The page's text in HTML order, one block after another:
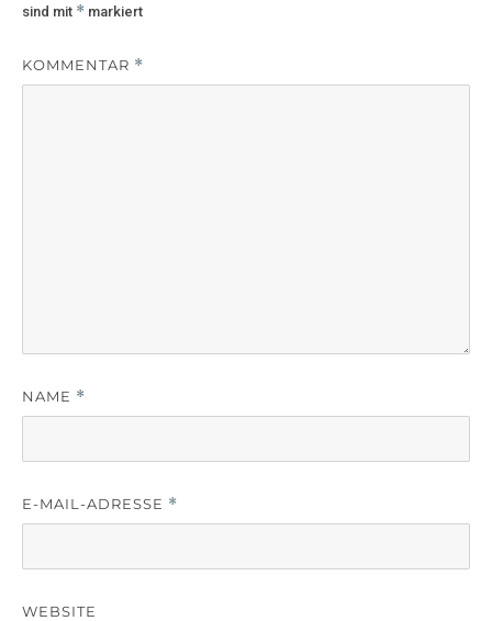
sind mit * markiert
KOMMENTAR *
NAME *
E-MAIL-ADRESSE *
WEBSITE